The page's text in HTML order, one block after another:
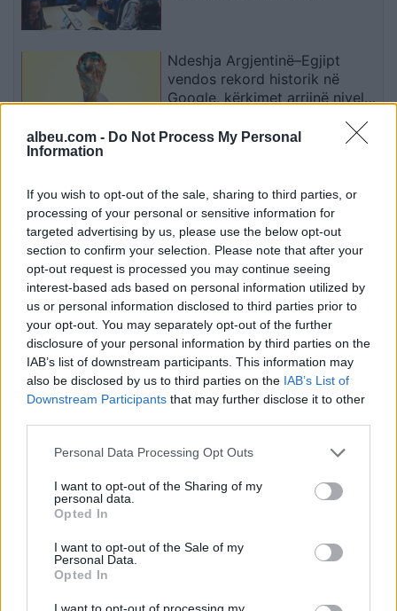
albeu.com - Do Not Process My Personal
Information
If you wish to opt-out of the sale, sharing to third parties, or
processing of your personal or sensitive information for
targeted advertising by us, please use the below opt-out
section to confirm your selection. Please note that after your
opt-out request is processed you may continue seeing
interest-based ads based on personal information utilized by
us or personal information disclosed to third parties prior to
your opt-out. You may separately opt-out of the further
disclosure of your personal information by third parties on the
IAB’s list of downstream participants. This information may
also be disclosed by us to third parties on the IAB’s List of
Downstream Participants that may further disclose it to other
Personal Data Processing Opt Outs
I want to opt-out of the Sharing of my
personal data.
Opted In
I want to opt-out of the Sale of my
Personal Data.
Opted In
I want to opt-out of processing my
Ndeshja Argjentinë–Egjipt
vendos rekord historik në
Google, kërkimet arrijnë nivele
tepër realistë, të projektuar për
shoqëri afatgjatë